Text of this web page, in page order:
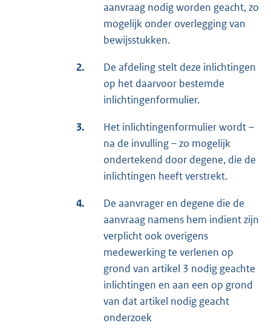
aanvraag nodig worden geacht, zo
mogelijk onder overlegging van
bewijsstukken.
2.
De afdeling stelt deze inlichtingen
op het daarvoor bestemde
inlichtingenformulier.
3.
Het inlichtingenformulier wordt –
na de invulling – zo mogelijk
ondertekend door degene, die de
inlichtingen heeft verstrekt.
4.
De aanvrager en degene die de
aanvraag namens hem indient zijn
verplicht ook overigens
medewerking te verlenen op
grond van artikel 3 nodig geachte
inlichtingen en aan een op grond
van dat artikel nodig geacht
onderzoek